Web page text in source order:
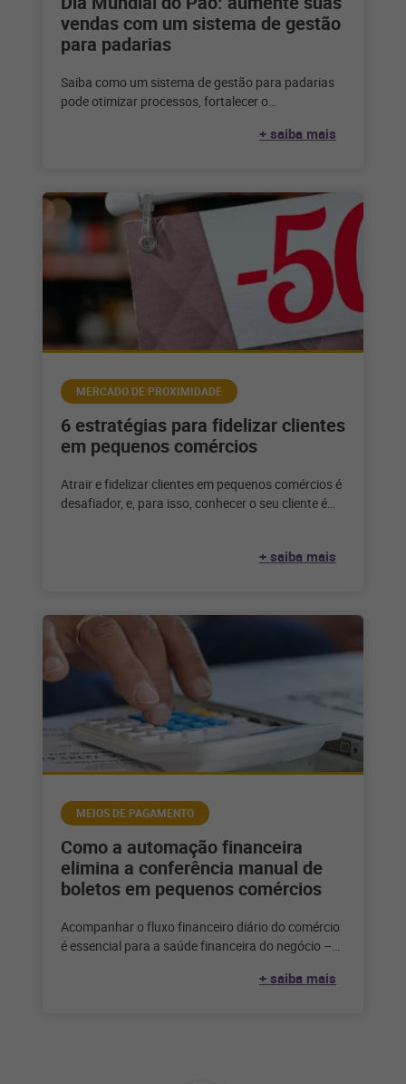
vendas com um sistema de gestão
para padarias
Saiba como um sistema de gestão para padarias
pode otimizar processos, fortalecer o
+ saiba mais
MERCADO DE PROXIMIDADE
6 estratégias para fidelizar clientes
em pequenos comércios
Atrair e fidelizar clientes em pequenos comércios é
desafiador, e, para isso, conhecer o seu cliente é
+ saiba mais
MEIOS DE PAGAMENTO
Como a automação financeira
elimina a conferência manual de
boletos em pequenos comércios
Acompanhar o fluxo financeiro diário do comércio
é essencial para a saúde financeira do negócio –
+ saiba mais